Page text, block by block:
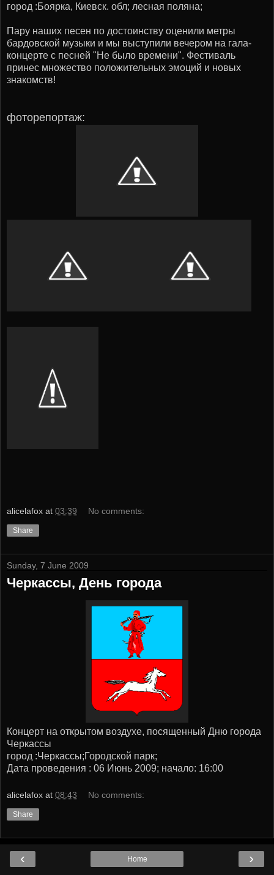
город :Боярка, Киевск. обл; лесная поляна;
Пару наших песен по достоинству оценили метры
бардовской музыки и мы выступили вечером на гала-
концерте с песней "Не было времени". Фестиваль
принес множество положительных эмоций и новых
знакомств!
фоторепортаж:
alicelafox at 03:39 No comments:
Share
Sunday, 7 June 2009
Черкассы, День города
Концерт на открытом воздухе, посященный Дню города
Черкассы
город :Черкассы;Городской парк;
Дата проведения : 06 Июнь 2009; начало: 16:00
alicelafox at 08:43 No comments:
Share
‹ ›
Home